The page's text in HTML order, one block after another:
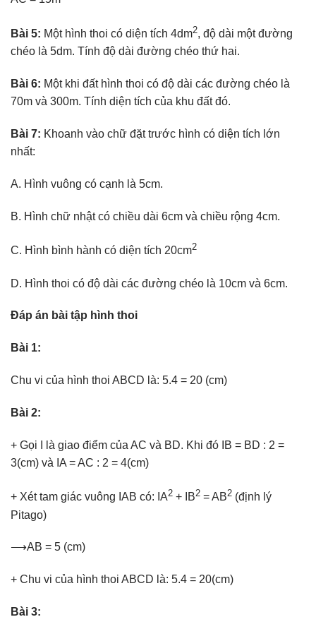
Bài 5: Một hình thoi có diện tích 4dm2, độ dài một đường
chéo là 5dm. Tính độ dài đường chéo thứ hai.
Bài 6: Một khi đất hình thoi có độ dài các đường chéo là
70m và 300m. Tính diện tích của khu đất đó.
Bài 7: Khoanh vào chữ đặt trước hình có diện tích lớn
nhất:
A. Hình vuông có cạnh là 5cm.
B. Hình chữ nhật có chiều dài 6cm và chiều rộng 4cm.
C. Hình bình hành có diện tích 20cm2
D. Hình thoi có độ dài các đường chéo là 10cm và 6cm.
Đáp án bài tập hình thoi
Bài 1:
Chu vi của hình thoi ABCD là: 5.4 = 20 (cm)
Bài 2:
+ Gọi I là giao điểm của AC và BD. Khi đó IB = BD : 2 =
3(cm) và IA = AC : 2 = 4(cm)
+ Xét tam giác vuông IAB có: IA2 + IB2 = AB2 (định lý
Pitago)
⟶AB = 5 (cm)
+ Chu vi của hình thoi ABCD là: 5.4 = 20(cm)
Bài 3: